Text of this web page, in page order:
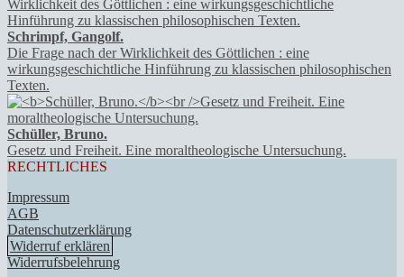
Schrimpf, Gangolf.
Die Frage nach der Wirklichkeit des Göttlichen : eine
wirkungsgeschichtliche Hinführung zu klassischen philosophischen
Texten.
Schüller, Bruno.
Gesetz und Freiheit. Eine moraltheologische Untersuchung.
RECHTLICHES
Impressum
AGB
Datenschutzerklärung
Widerruf erklären
Widerrufsbelehrung